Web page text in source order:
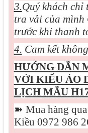
3.Quý khách chỉ
tra vải của mình
trước khi thanh
4. Cam kết
HƯỚNG DẪN
VỚI KIỂU ÁO
LỊCH MẪU
➽ Mua hàng
Kiều 0972 986